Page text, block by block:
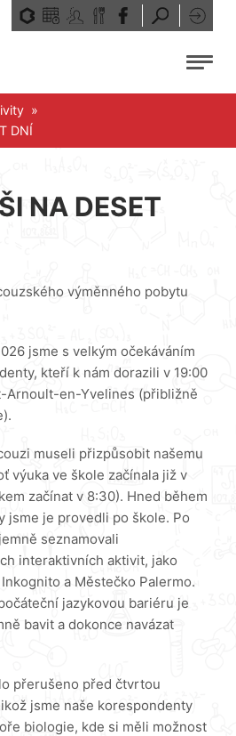
Menu
»
DNÍ
NA DESET
výměnného pobytu
jsme s velkým očekáváním
kteří k nám dorazili v 19:00
Arnoult-en-Yvelines (přibližně
museli přizpůsobit našemu
výuka ve škole začínala již v
začínat v 8:30). Hned během
jsme je provedli po škole. Po
seznamovali
interaktivních aktivit, jako
a Městečko Palermo.
jazykovou bariéru je
bavit a dokonce navázat
přerušeno před čtvrtou
jsme naše korespondenty
biologie, kde si měli možnost